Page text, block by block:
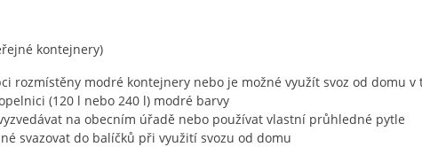
kontejnery)
rozmístěny modré kontejnery nebo je možné využít svoz od domu
(120 l nebo 240 l) modré barvy
na obecním úřadě nebo používat vlastní průhledné pytle
svazovat do balíčků při využití svozu od domu